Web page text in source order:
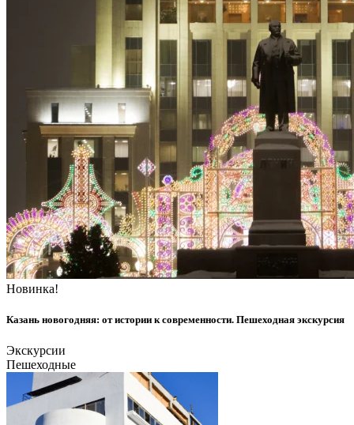
Новинка!
Казань новогодняя: от истории к современности. Пешеходная экскурсия
Экскурсии
Пешеходные